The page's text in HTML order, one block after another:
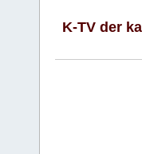
K-TV der